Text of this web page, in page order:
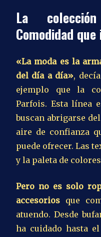
La
Comodidad
«La moda es la
del día a día»,
ejemplo que la
Parfois. Esta línea
buscan abrigarse
aire de confianza
puede ofrecer. Las
y la paleta de
Pero no es solo
accesorios que
atuendo. Desde
ha cuidado hasta